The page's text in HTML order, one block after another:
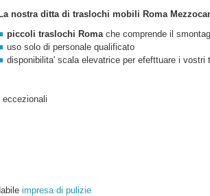
La nostra ditta di traslochi mobili Roma
piccoli traslochi Romache comprende il
uso solo di personale qualificato
disponibilita' scala elevatrice per efefttuare i vostri
impresa di pulizie